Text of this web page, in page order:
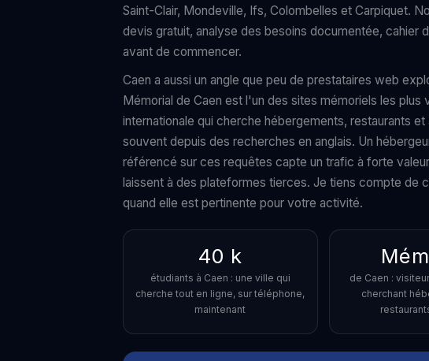
Saint-Clair, Mondeville, Ifs, Colombelles et Carpiquet.
devis gratuit, analyse des besoins documentée, cahier
avant de commencer.
Caen a aussi un angle que peu de prestataires web
Mémorial de Caen est l'un des sites mémoriels les
internationale qui cherche hébergements, restaurants
souvent depuis des recherches en anglais. Un
référencé sur ces requêtes capte un trafic à forte
laissent à des plateformes tierces. Je tiens compte de
quand elle est pertinente pour votre activité.
40 k
étudiants à Caen : une ville qui
cherche tout en ligne, sur téléphone,
maintenant
de Caen :
cherchant